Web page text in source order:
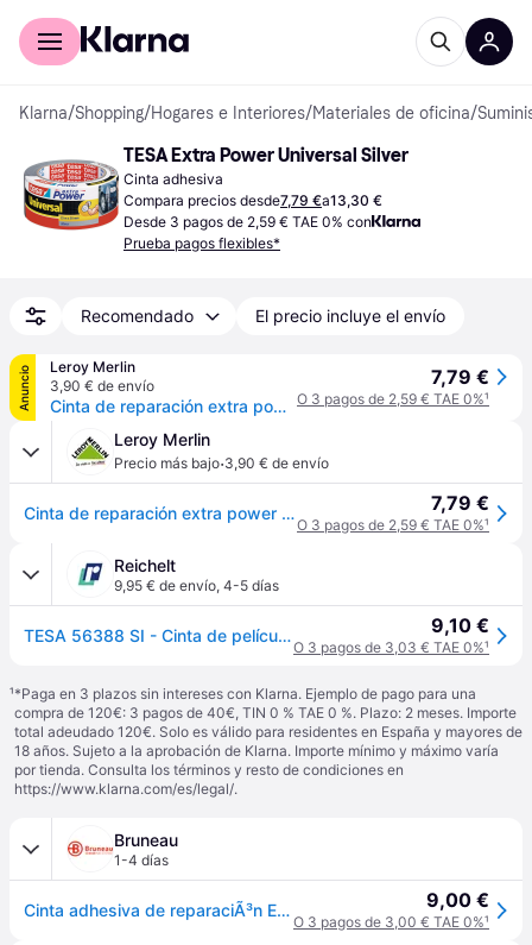
Comprar con Klarna
Klarna/Shopping/Hogares e Interiores/Materiales de oficina/
TESA Extra Power Universal Silver
Cinta adhesiva
Compara precios desde7,79 €a13,30 €
Desde 3 pagos de 2,59 € TAE 0% con
Prueba pagos flexibles*
Recomendado El precio incluye el envío
Anuncio
Leroy Merlin
3,90 € de envío
Cinta de reparación extra power tesa 25 m x 50 mm gris
7,79 €
O 3 pagos de 2,59 € TAE 0%¹
Leroy Merlin
Precio más bajo·3,90 € de envío
Cinta de reparación extra power tesa 25 m x 50 mm gris 7,79 €
O 3 pagos de 2,59 € TAE 0%¹
Reichelt
9,95 € de envío, 4-5 días
TESA 56388 SI - Cinta de película TESA EXTRA POWER® Universal, 25 m x 50 9,10 €
O 3 pagos de 3,03 € TAE 0%¹
¹*Paga en 3 plazos sin intereses con Klarna. Ejemplo de pago para una
compra de 120€: 3 pagos de 40€, TIN 0 % TAE 0 %. Plazo: 2 meses. Importe
total adeudado 120€. Solo es válido para residentes en España y mayores de
18 años. Sujeto a la aprobación de Klarna. Importe mínimo y máximo varía
por tienda. Consulta los términos y resto de condiciones en
https://www.klarna.com/es/legal/.
Bruneau
1-4 días
Cinta adhesiva de reparaciÃ³n Extra Power Tesa 50 mm x 25 m 9,00 €
O 3 pagos de 3,00 € TAE 0%¹